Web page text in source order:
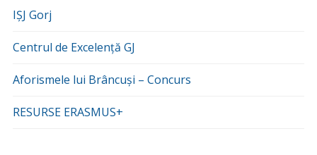
IȘJ Gorj
Centrul de Excelență GJ
Aforismele lui Brâncuși – Concurs
RESURSE ERASMUS+